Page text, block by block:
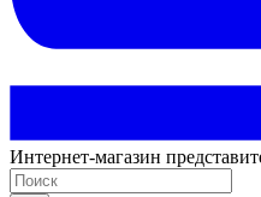
Интернет-магазин